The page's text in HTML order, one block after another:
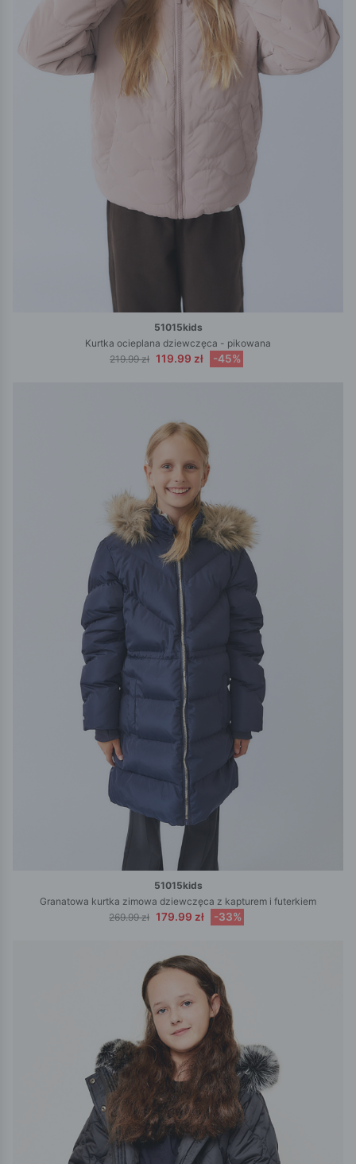
51015kids
Kurtka ocieplana dziewczęca - pikowana
219.99 zł 119.99 zł -45%
51015kids
Granatowa kurtka zimowa dziewczęca z kapturem i futerkiem
269.99 zł 179.99 zł -33%